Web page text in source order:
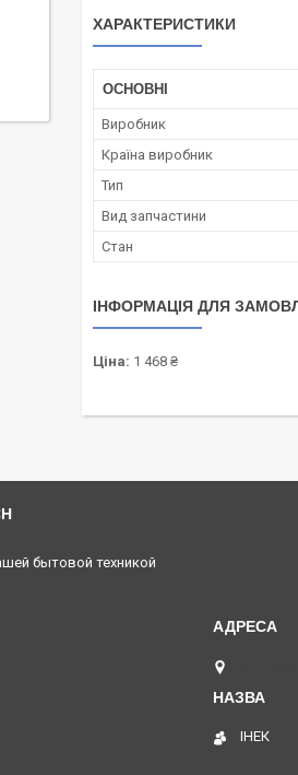
ХАРАКТЕРИСТИКИ
ОСНОВНІ
Виробник
Країна виробник
Тип
Вид запчастини
Стан
ІНФОРМАЦІЯ ДЛЯ
Ціна: 1 468 ₴
бытовой техникой
ІНЕК